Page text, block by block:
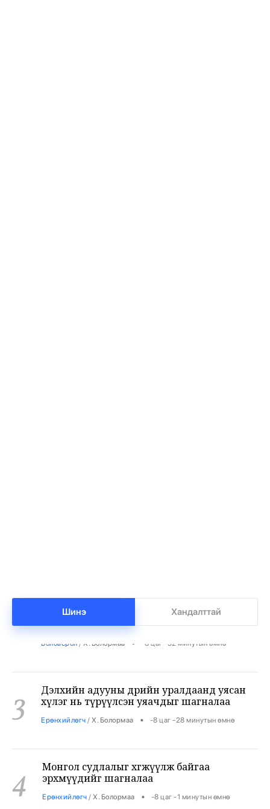
Шинэ Хандалттай
2
байна
-8 цаг -52 минутын өмнө
3
хүлэг нь түрүүлсэн уяачдыг шагналаа
Ерөнхийлөгч /Х. Болормаа • -8 цаг -28 минутын өмнө
4
эрхмүүдийг шагналаа
Ерөнхийлөгч / Х. Болормаа • -8 цаг -1 минутын өмнө